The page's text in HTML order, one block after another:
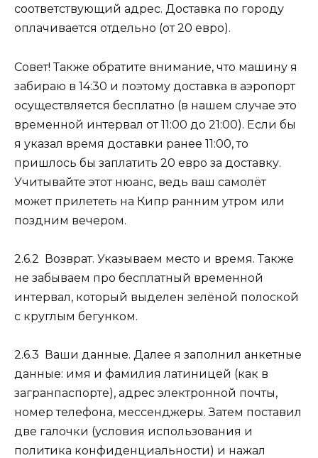
соответствующий адрес. Доставка по городу
оплачивается отдельно (от 20 евро).
Совет! Также обратите внимание, что машину я
забираю в 14:30 и поэтому доставка в аэропорт
осуществляется бесплатно (в нашем случае это
временной интервал от 11:00 до 21:00). Если бы
я указал время доставки ранее 11:00, то
пришлось бы заплатить 20 евро за доставку.
Учитывайте этот нюанс, ведь ваш самолёт
может прилететь на Кипр ранним утром или
поздним вечером.
2.6.2 Возврат. Указываем место и время. Также
не забываем про бесплатный временной
интервал, который выделен зелёной полоской
с круглым бегунком.
2.6.3 Ваши данные. Далее я заполнил анкетные
данные: имя и фамилия латиницей (как в
загранпаспорте), адрес электронной почты,
номер телефона, мессенджеры. Затем поставил
две галочки (условия использования и
политика конфиденциальности) и нажал